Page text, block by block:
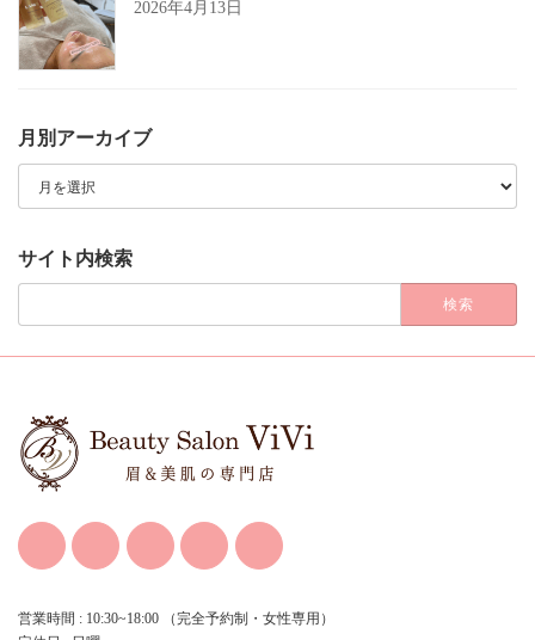
2026年4月13日
月別アーカイブ
月
イ
ブ
サイト内検索
営業時間 : 10:30~18:00 （完全予約制・女性専用）